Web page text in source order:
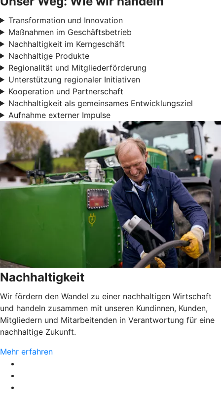
Transformation und Innovation
Maßnahmen im Geschäftsbetrieb
Nachhaltigkeit im Kerngeschäft
Nachhaltige Produkte
Regionalität und Mitgliederförderung
Unterstützung regionaler Initiativen
Kooperation und Partnerschaft
Nachhaltigkeit als gemeinsames Entwicklungsziel
Aufnahme externer Impulse
Nachhaltigkeit
Wir fördern den Wandel zu einer nachhaltigen Wirtschaft
und handeln zusammen mit unseren Kundinnen, Kunden,
Mitgliedern und Mitarbeitenden in Verantwortung für eine
nachhaltige Zukunft.
Mehr erfahren